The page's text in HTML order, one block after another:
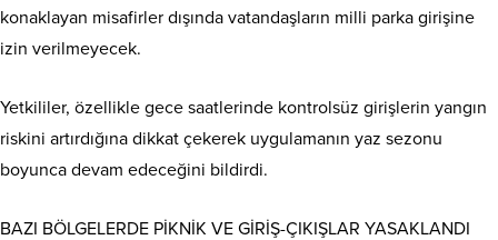
konaklayan misafirler dışında vatandaşların milli parka girişine
izin verilmeyecek.
Yetkililer, özellikle gece saatlerinde kontrolsüz girişlerin yangın
riskini artırdığına dikkat çekerek uygulamanın yaz sezonu
boyunca devam edeceğini bildirdi.
BAZI BÖLGELERDE PİKNİK VE GİRİŞ-ÇIKIŞLAR YASAKLANDI